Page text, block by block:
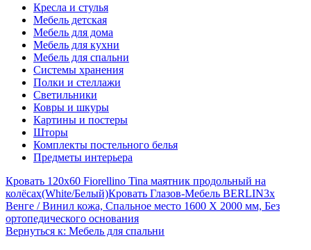
Кресла и стулья
Мебель детская
Мебель для дома
Мебель для кухни
Мебель для спальни
Системы хранения
Полки и стеллажи
Светильники
Ковры и шкуры
Картины и постеры
Шторы
Комплекты постельного белья
Предметы интерьера
Кровать 120x60 Fiorellino Tina маятник продольный на
колёсах(White/Белый)Кровать Глазов-Мебель BERLIN3x
Венге / Винил кожа, Спальное место 1600 X 2000 мм, Без
ортопедического основания
Вернуться к: Мебель для спальни